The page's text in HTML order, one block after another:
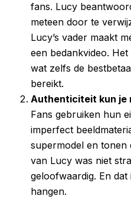
fans. Lucy
meteen door te
Lucy’s vader maakt
een bedankvideo.
wat zelfs de
bereikt.
Authenticiteit kun je
Fans gebruiken hun
imperfect
supermodel en tonen
van Lucy was niet
geloofwaardig. En
hangen.